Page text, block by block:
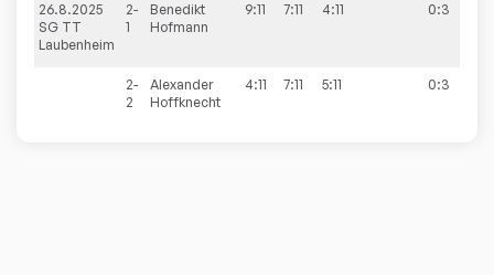
26.8.2025
SG TT
Laubenheim
2-
1
Benedikt
Hofmann
9:11 7:11 4:11 0:3
2-
2
Alexander
Hoffknecht
4:11 7:11 5:11 0:3